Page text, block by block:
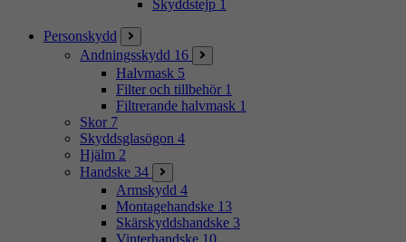
Skyddstejp 1
Personskydd
Andningsskydd 16
Halvmask 5
Filter och tillbehör 1
Filtrerande halvmask 1
Skor 7
Skyddsglasögon 4
Hjälm 2
Handske 34
Armskydd 4
Montagehandske 13
Skärskyddshandske 3
Vinterhandske 10